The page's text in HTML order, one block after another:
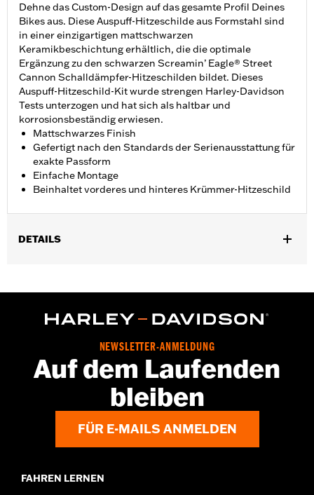
Dehne das Custom-Design auf das gesamte Profil Deines
Bikes aus. Diese Auspuff-Hitzeschilde aus Formstahl sind
in einer einzigartigen mattschwarzen
Keramikbeschichtung erhältlich, die die optimale
Ergänzung zu den schwarzen Screamin’ Eagle® Street
Cannon Schalldämpfer-Hitzeschilden bildet. Dieses
Auspuff-Hitzeschild-Kit wurde strengen Harley-Davidson
Tests unterzogen und hat sich als haltbar und
korrosionsbeständig erwiesen.
Mattschwarzes Finish
Gefertigt nach den Standards der Serienausstattung für
exakte Passform
Einfache Montage
Beinhaltet vorderes und hinteres Krümmer-Hitzeschild
DETAILS
In der Box: Vorderer und hinterer Krümmerschild
NEWSLETTER-ANMELDUNG
Auf dem Laufenden
bleiben
FÜR E-MAILS ANMELDEN
FAHREN LERNEN